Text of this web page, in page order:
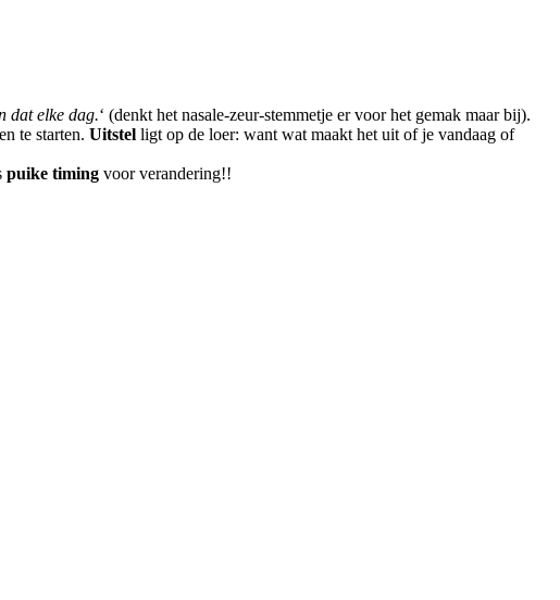
dat elke dag.‘ (denkt het nasale-zeur-stemmetje er voor het gemak maar bij).
te starten. Uitstel ligt op de loer: want wat maakt het uit of je vandaag of
puike timing voor verandering!!